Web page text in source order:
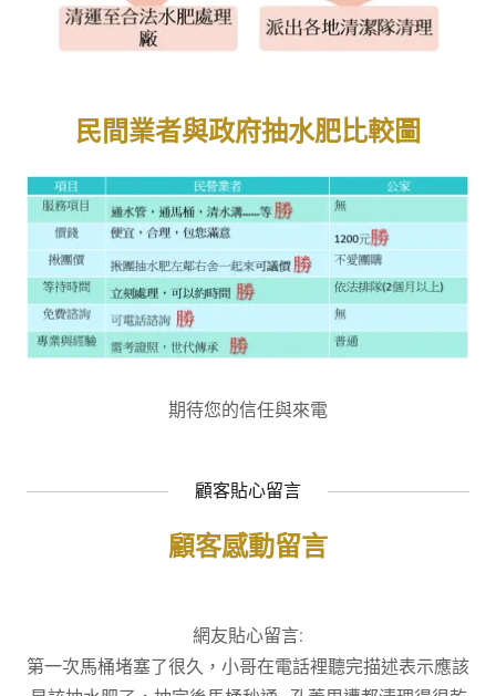
民間業者與政府抽水肥比較圖
期待您的信任與來電
顧客貼心留言
顧客感動留言
網友貼心留言:
第一次馬桶堵塞了很久，小哥在電話裡聽完描述表示應該